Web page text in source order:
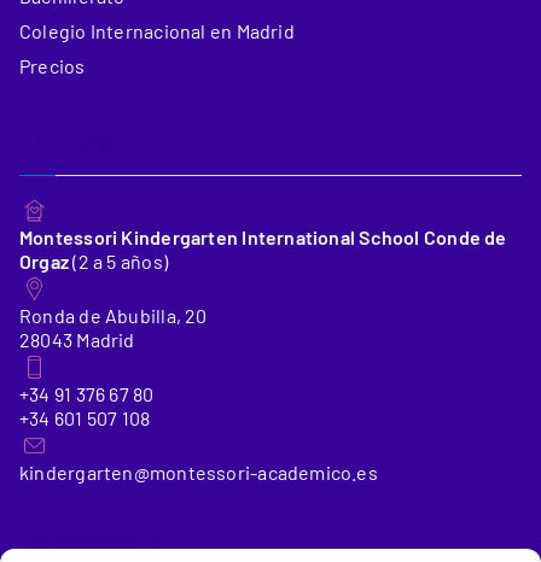
Colegio Internacional en Madrid
Precios
Montessori Kindergarten International School Conde de
Orgaz(2 a 5 años)
Ronda de Abubilla, 20
28043 Madrid
+34 91 376 67 80
+34 601 507 108
kindergarten@montessori-academico.es
_Colegio 2